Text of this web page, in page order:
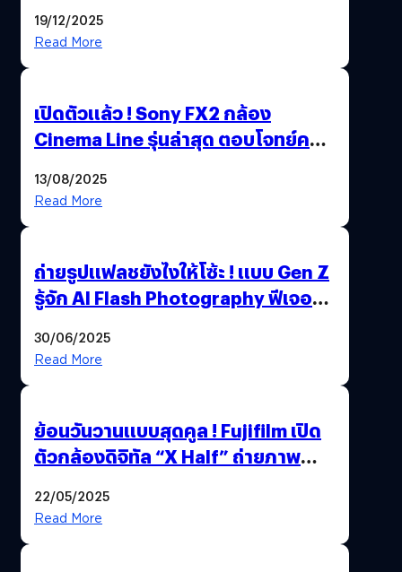
19/12/2025
Read More
เปิดตัวแล้ว ! Sony FX2 กล้อง
Cinema Line รุ่นล่าสุด ตอบโจทย์ครี
13/08/2025
Read More
ถ่ายรูปแฟลชยังไงให้โซ้ะ ! แบบ Gen Z
รู้จัก AI Flash Photography ฟีเจอร์
30/06/2025
Read More
ย้อนวันวานแบบสุดคูล ! Fujifilm เปิด
ตัวกล้องดิจิทัล “X Half” ถ่ายภาพ
22/05/2025
Read More